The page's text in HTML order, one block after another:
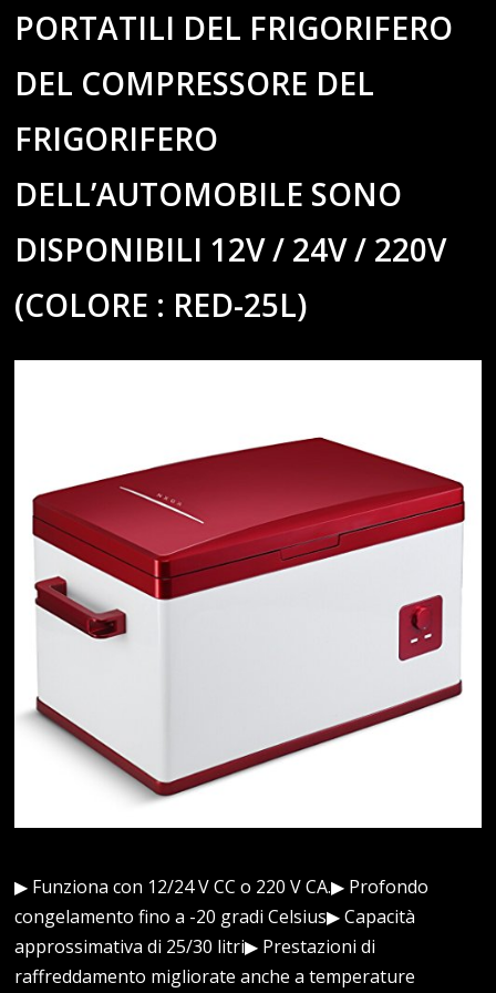
PORTATILI DEL FRIGORIFERO
DEL COMPRESSORE DEL
FRIGORIFERO
DELL’AUTOMOBILE SONO
DISPONIBILI 12V / 24V / 220V
(COLORE : RED-25L)
▶ Funziona con 12/24 V CC o 220 V CA.▶ Profondo
congelamento fino a -20 gradi Celsius▶ Capacità
approssimativa di 25/30 litri▶ Prestazioni di
raffreddamento migliorate anche a temperature